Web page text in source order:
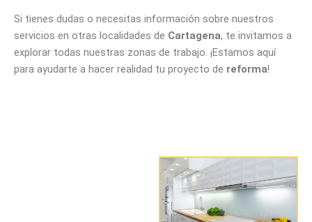
Si tienes dudas o necesitas información sobre nuestros
servicios en otras localidades de Cartagena, te invitamos a
explorar todas nuestras zonas de trabajo. ¡Estamos aquí
para ayudarte a hacer realidad tu proyecto de reforma!